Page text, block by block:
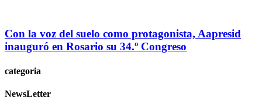
Con la voz del suelo como protagonista, Aapresid
inauguró en Rosario su 34.º Congreso
categoria
NewsLetter